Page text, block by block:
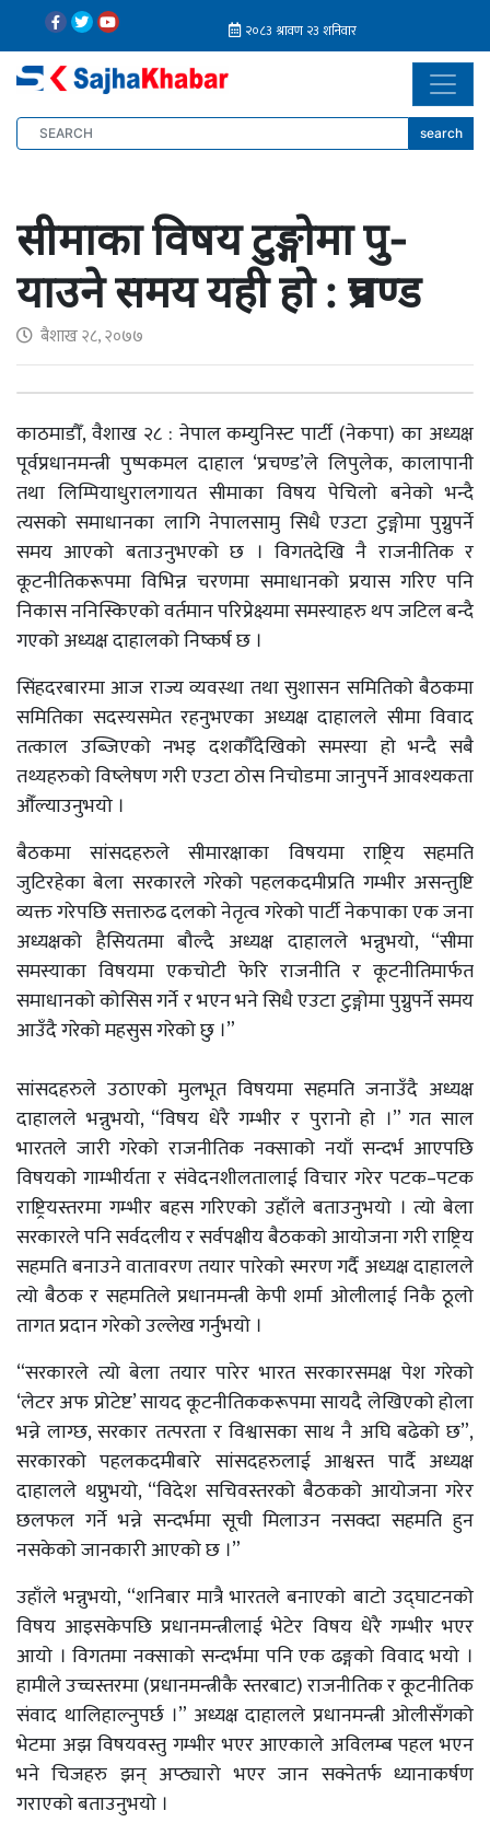
search
सीमाका विषय टुङ्गोमा पु-
याउने समय यही हो : प्रचण्ड
बैशाख २८, २०७७
काठमाडौँ, वैशाख २८ : नेपाल कम्युनिस्ट पार्टी (नेकपा) का अध्यक्ष
पूर्वप्रधानमन्त्री पुष्पकमल दाहाल ‘प्रचण्ड’ले लिपुलेक, कालापानी
तथा लिम्पियाधुरालगायत सीमाका विषय पेचिलो बनेको भन्दै
त्यसको समाधानका लागि नेपालसामु सिधै एउटा टुङ्गोमा पुग्नुपर्ने
समय आएको बताउनुभएको छ । विगतदेखि नै राजनीतिक र
कूटनीतिकरूपमा विभिन्न चरणमा समाधानको प्रयास गरिए पनि
निकास ननिस्किएको वर्तमान परिप्रेक्ष्यमा समस्याहरु थप जटिल बन्दै
गएको अध्यक्ष दाहालको निष्कर्ष छ ।
सिंहदरबारमा आज राज्य व्यवस्था तथा सुशासन समितिको बैठकमा
समितिका सदस्यसमेत रहनुभएका अध्यक्ष दाहालले सीमा विवाद
तत्काल उब्जिएको नभइ दशकौँदेखिको समस्या हो भन्दै सबै
तथ्यहरुको विष्लेषण गरी एउटा ठोस निचोडमा जानुपर्ने आवश्यकता
औँल्याउनुभयो ।
बैठकमा सांसदहरुले सीमारक्षाका विषयमा राष्ट्रिय सहमति
जुटिरहेका बेला सरकारले गरेको पहलकदमीप्रति गम्भीर असन्तुष्टि
व्यक्त गरेपछि सत्तारुढ दलको नेतृत्व गरेको पार्टी नेकपाका एक जना
अध्यक्षको हैसियतमा बौल्दै अध्यक्ष दाहालले भन्नुभयो, “सीमा
समस्याका विषयमा एकचोटी फेरि राजनीति र कूटनीतिमार्फत
समाधानको कोसिस गर्ने र भएन भने सिधै एउटा टुङ्गोमा पुग्नुपर्ने समय
आउँदै गरेको महसुस गरेको छु ।”
सांसदहरुले उठाएको मुलभूत विषयमा सहमति जनाउँदै अध्यक्ष
दाहालले भन्नुभयो, “विषय धेरै गम्भीर र पुरानो हो ।” गत साल
भारतले जारी गरेको राजनीतिक नक्साको नयाँ सन्दर्भ आएपछि
विषयको गाम्भीर्यता र संवेदनशीलतालाई विचार गरेर पटक–पटक
राष्ट्रियस्तरमा गम्भीर बहस गरिएको उहाँले बताउनुभयो । त्यो बेला
सरकारले पनि सर्वदलीय र सर्वपक्षीय बैठकको आयोजना गरी राष्ट्रिय
सहमति बनाउने वातावरण तयार पारेको स्मरण गर्दै अध्यक्ष दाहालले
त्यो बैठक र सहमतिले प्रधानमन्त्री केपी शर्मा ओलीलाई निकै ठूलो
तागत प्रदान गरेको उल्लेख गर्नुभयो ।
“सरकारले त्यो बेला तयार पारेर भारत सरकारसमक्ष पेश गरेको
‘लेटर अफ प्रोटेष्ट’ सायद कूटनीतिककरूपमा सायदै लेखिएको होला
भन्ने लाग्छ, सरकार तत्परता र विश्वासका साथ नै अघि बढेको छ”,
सरकारको पहलकदमीबारे सांसदहरुलाई आश्वस्त पार्दै अध्यक्ष
दाहालले थप्नुभयो, “विदेश सचिवस्तरको बैठकको आयोजना गरेर
छलफल गर्ने भन्ने सन्दर्भमा सूची मिलाउन नसक्दा सहमति हुन
नसकेको जानकारी आएको छ ।”
उहाँले भन्नुभयो, “शनिबार मात्रै भारतले बनाएको बाटो उद्घाटनको
विषय आइसकेपछि प्रधानमन्त्रीलाई भेटेर विषय धेरै गम्भीर भएर
आयो । विगतमा नक्साको सन्दर्भमा पनि एक ढङ्गको विवाद भयो ।
हामीले उच्चस्तरमा (प्रधानमन्त्रीकै स्तरबाट) राजनीतिक र कूटनीतिक
संवाद थालिहाल्नुपर्छ ।” अध्यक्ष दाहालले प्रधानमन्त्री ओलीसँगको
भेटमा अझ विषयवस्तु गम्भीर भएर आएकाले अविलम्ब पहल भएन
भने चिजहरु झन् अप्ठ्यारो भएर जान सक्नेतर्फ ध्यानाकर्षण
गराएको बताउनुभयो ।